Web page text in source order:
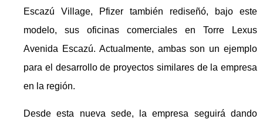
Escazú Village, Pfizer también rediseñó, bajo este
modelo, sus oficinas comerciales en Torre Lexus
Avenida Escazú. Actualmente, ambas son un ejemplo
para el desarrollo de proyectos similares de la empresa
en la región.
Desde esta nueva sede, la empresa seguirá dando